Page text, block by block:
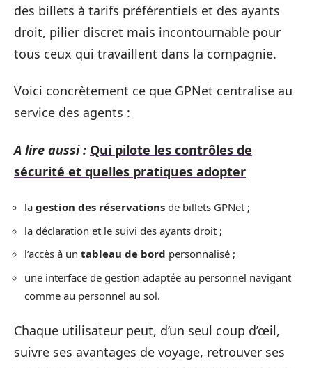
des billets à tarifs préférentiels et des ayants
droit, pilier discret mais incontournable pour
tous ceux qui travaillent dans la compagnie.
Voici concrètement ce que GPNet centralise au
service des agents :
A lire aussi : Qui pilote les contrôles de
sécurité et quelles pratiques adopter
la gestion des réservations de billets GPNet ;
la déclaration et le suivi des ayants droit ;
l’accès à un tableau de bord personnalisé ;
une interface de gestion adaptée au personnel navigant
comme au personnel au sol.
Chaque utilisateur peut, d’un seul coup d’œil,
suivre ses avantages de voyage, retrouver ses